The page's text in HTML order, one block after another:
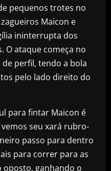
pequenos trotes no
Maicon e
ininterrupta dos
O ataque começa no
perfil, tendo a bola
pelo lado direito do
para fintar Maicon é
seu xará rubro-
passo para dentro
para correr para as
oposto, ganhando o